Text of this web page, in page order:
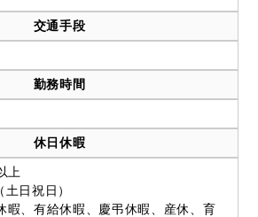
交通手段
勤務時間
休日休暇
上
日祝日）
暇、有給休暇、慶弔休暇、産休、育